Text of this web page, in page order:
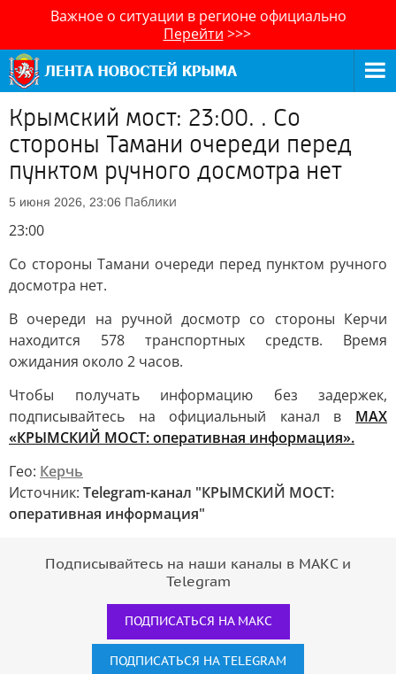
Важное о ситуации в регионе официально
Перейти >>>
Крымский мост: 23:00. . Со
стороны Тамани очереди перед
пунктом ручного досмотра нет
5 июня 2026, 23:06 Паблики
23:00
Со стороны Тамани очереди перед пунктом ручного
досмотра нет.
В очереди на ручной досмотр со стороны Керчи
находится 578 транспортных средств. Время
ожидания около 2 часов.
Чтобы получать информацию без задержек,
подписывайтесь на официальный канал в MAX
«КРЫМСКИЙ МОСТ: оперативная информация».
Гео: Керчь
Источник: Telegram-канал "КРЫМСКИЙ МОСТ:
оперативная информация"
Подписывайтесь на наши каналы в МАКС и
Telegram
ПОДПИСАТЬСЯ НА МАКС
ПОДПИСАТЬСЯ НА TELEGRAM